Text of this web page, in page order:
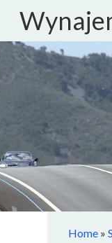
Home »